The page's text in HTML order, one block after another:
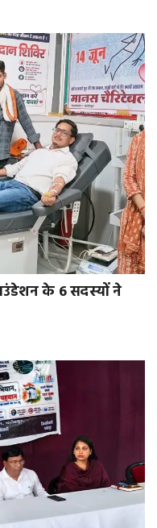
के 6 सदस्यों ने